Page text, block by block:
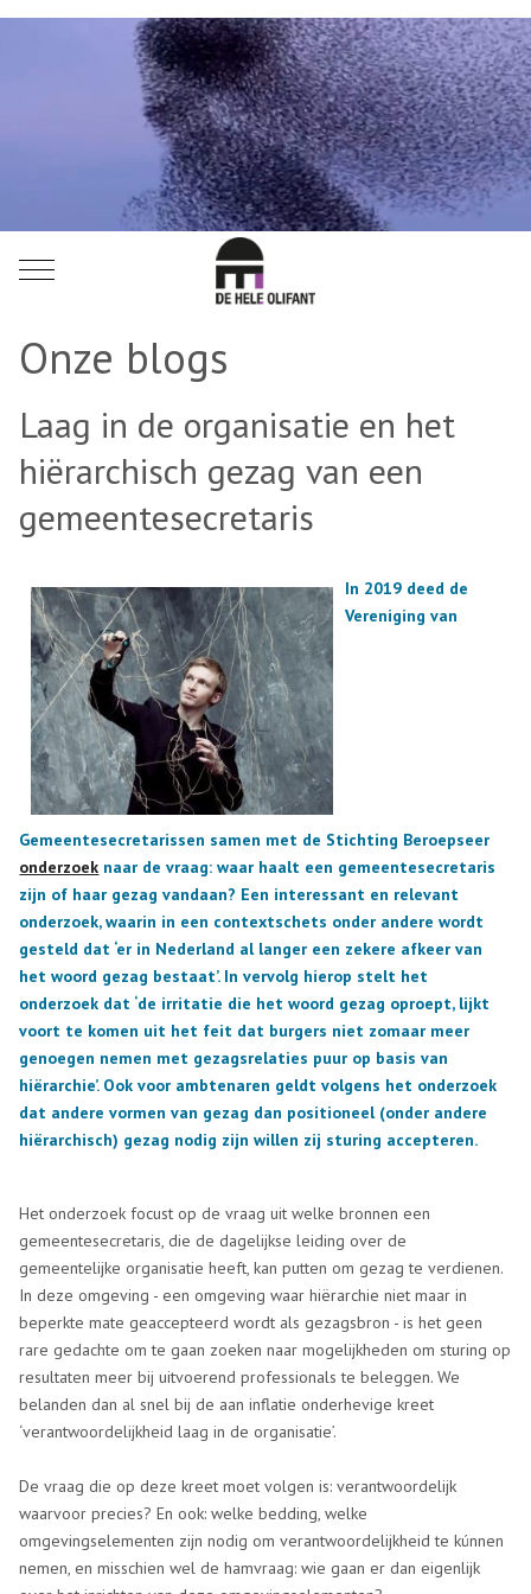
Mobile Menu Toggle
Onze blogs
Laag in de organisatie en het
hiërarchisch gezag van een
gemeentesecretaris
In 2019 deed de
Vereniging van
Gemeentesecretarissen samen met de Stichting Beroepseer
onderzoek naar de vraag: waar haalt een gemeentesecretaris
zijn of haar gezag vandaan? Een interessant en relevant
onderzoek, waarin in een contextschets onder andere wordt
gesteld dat ‘er in Nederland al langer een zekere afkeer van
het woord gezag bestaat’. In vervolg hierop stelt het
onderzoek dat ‘de irritatie die het woord gezag oproept, lijkt
voort te komen uit het feit dat burgers niet zomaar meer
genoegen nemen met gezagsrelaties puur op basis van
hiërarchie’. Ook voor ambtenaren geldt volgens het onderzoek
dat andere vormen van gezag dan positioneel (onder andere
hiërarchisch) gezag nodig zijn willen zij sturing accepteren.
Het onderzoek focust op de vraag uit welke bronnen een
gemeentesecretaris, die de dagelijkse leiding over de
gemeentelijke organisatie heeft, kan putten om gezag te verdienen.
In deze omgeving - een omgeving waar hiërarchie niet maar in
beperkte mate geaccepteerd wordt als gezagsbron - is het geen
rare gedachte om te gaan zoeken naar mogelijkheden om sturing op
resultaten meer bij uitvoerend professionals te beleggen. We
belanden dan al snel bij de aan inflatie onderhevige kreet
‘verantwoordelijkheid laag in de organisatie’.
De vraag die op deze kreet moet volgen is: verantwoordelijk
waarvoor precies? En ook: welke bedding, welke
omgevingselementen zijn nodig om verantwoordelijkheid te kúnnen
nemen, en misschien wel de hamvraag: wie gaan er dan eigenlijk